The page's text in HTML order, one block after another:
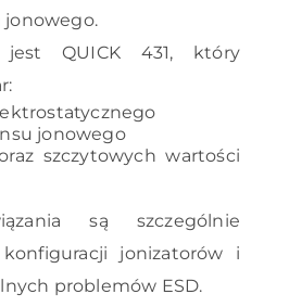
jonowego.
jest QUICK 431, który
jonowego
szczytowych wartości
są szczególnie
jonizatorów i
problemów ESD.